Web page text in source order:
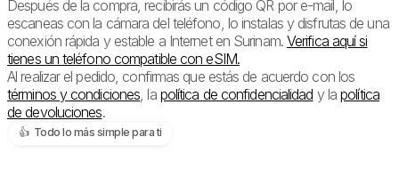
Después de la compra, recibirás un código QR por e-mail, lo
escaneas con la cámara del teléfono, lo instalas y disfrutas de una
conexión rápida y estable a Internet en Surinam. Verifica aquí si
tienes un teléfono compatible con eSIM.
Al realizar el pedido, confirmas que estás de acuerdo con los
términos y condiciones , la política de confidencialidad y lapolítica
de devoluciones.
👍️ Todo lo más simple para ti